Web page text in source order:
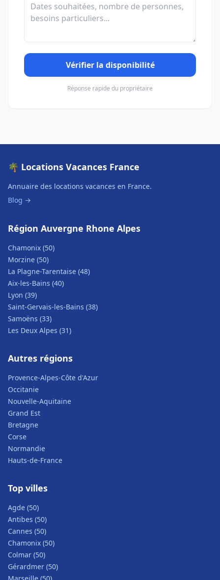
Vérifier la disponibilité
Réponse rapide du propriétaire
🌴 Locations Vacances France
Annuaire des locations vacances en France.
Blog →
Région Auvergne Rhone Alpes
Chamonix (50)
Morzine (50)
La Plagne-Tarentaise (48)
Aix-les-Bains (40)
Lyon (39)
Saint-Gervais-les-Bains (38)
Samoëns (33)
Les Deux Alpes (31)
Autres régions
Provence-Alpes-Côte d'Azur
Occitanie
Nouvelle-Aquitaine
Grand Est
Bretagne
Corse
Normandie
Hauts-de-France
Top villes
Agde (50)
Antibes (50)
Cannes (50)
Chamonix (50)
Colmar (50)
Gérardmer (50)